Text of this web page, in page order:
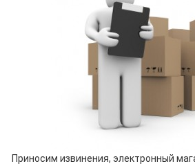
Приносим извинения, электронный